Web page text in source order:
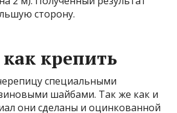
сторону.
крепить
специальными
шайбами. Так же как и
они сделаны и оцинкованной